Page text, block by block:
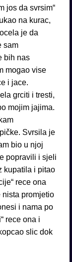
jos da svrsim“
na kurac,
je da
sam
bih nas
mogao vise
i jace.
grciti i tresti,
mojim jajima.
Svrsila je
bio u njoj
popravili i sjeli
kupatila i pitao
rece ona
nista promjetio
i nama po
rece ona i
slic dok